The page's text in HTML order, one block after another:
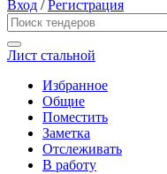
Вход /Регистрация
Лист стальной
Избранное
Общие
Поместить
Заметка
Отслеживать
В работу